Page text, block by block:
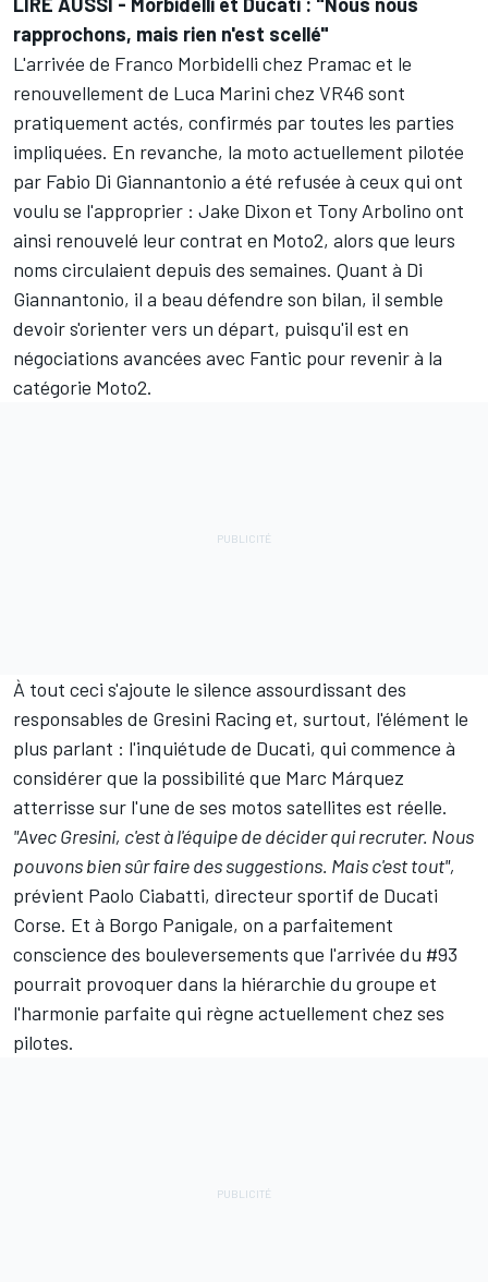
rapprochons, mais rien n'est scellé"
L'arrivée de Franco Morbidelli chez Pramac et le
renouvellement de Luca Marini chez VR46 sont
pratiquement actés, confirmés par toutes les parties
impliquées. En revanche, la moto actuellement pilotée
par Fabio Di Giannantonio a été refusée à ceux qui ont
voulu se l'approprier : Jake Dixon et Tony Arbolino ont
ainsi renouvelé leur contrat en Moto2, alors que leurs
noms circulaient depuis des semaines. Quant à Di
Giannantonio, il a beau défendre son bilan, il semble
devoir s'orienter vers un départ, puisqu'il est en
négociations avancées avec Fantic pour revenir à la
catégorie Moto2.
À tout ceci s'ajoute le silence assourdissant des
responsables de Gresini Racing et, surtout, l'élément le
plus parlant : l'inquiétude de Ducati, qui commence à
considérer que la possibilité que Marc Márquez
atterrisse sur l'une de ses motos satellites est réelle.
"Avec Gresini, c'est à l'équipe de décider qui recruter. Nous
pouvons bien sûr faire des suggestions. Mais c'est tout",
prévient Paolo Ciabatti, directeur sportif de Ducati
Corse. Et à Borgo Panigale, on a parfaitement
conscience des bouleversements que l'arrivée du #93
pourrait provoquer dans la hiérarchie du groupe et
l'harmonie parfaite qui règne actuellement chez ses
pilotes.